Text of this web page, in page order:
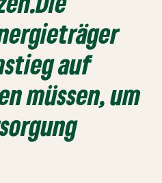
auf
müssen, um